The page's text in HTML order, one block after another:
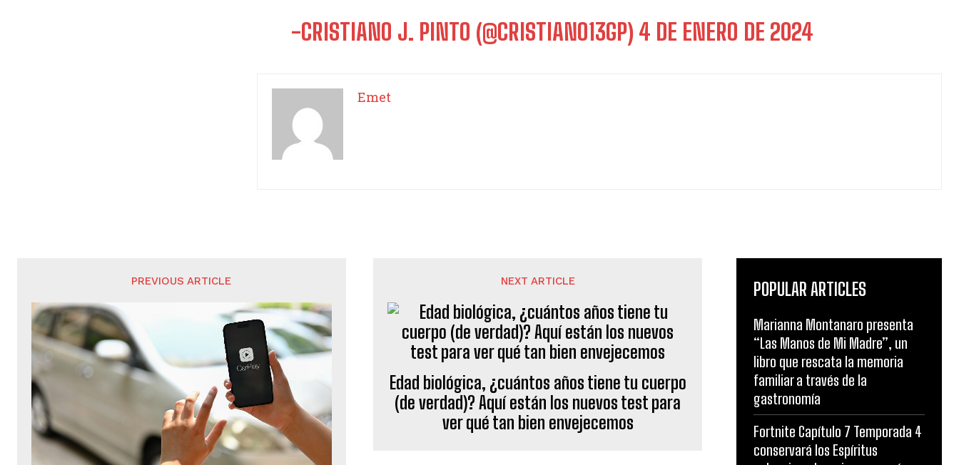
-CRISTIANO J. PINTO (@CRISTIANO13GP) 4 DE ENERO DE 2024
Emet
PREVIOUS ARTICLE NEXT ARTICLE
Edad biológica, ¿cuántos años tiene tu cuerpo
(de verdad)? Aquí están los nuevos test para
ver qué tan bien envejecemos
POPULAR ARTICLES
Marianna Montanaro presenta
“Las Manos de Mi Madre”, un
libro que rescata la memoria
familiar a través de la
gastronomía
Fortnite Capítulo 7 Temporada 4
conservará los Espíritus